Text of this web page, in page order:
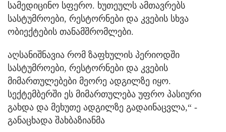
სამედიცინო სფერო. ხუთეულს ამთავრებს
სასტუმროები, რესტორნები და კვების სხვა
ობიექტების თანამშრომლები.
აღსანიშნავია რომ ზაფხულის პერიოდში
სასტუმროები, რესტორნები და კვების
მიმართულებები მეორე ადგილზე იყო.
სექტემბერში ეს მიმართულება უფრო პასიური
გახდა და მეხუთე ადგილზე გადაინაცვლა,“ -
განაცხადა შახბაზიანმა